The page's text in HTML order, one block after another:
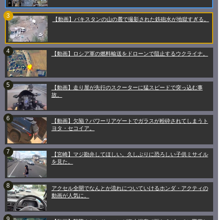
【動画】パキスタンの山の麓で撮影された鉄砲水が地獄すぎる。
【動画】ロシア軍の燃料輸送をドローンで阻止するウクライナ。
【動画】走り屋が先行のスクーターに猛スピードで突っ込む事
故。
【動画】欠陥？パワーリアゲートでガラスが粉砕されてしまうト
ヨタ・セコイア。
【宮崎】マジ勘弁してほしい。久しぶりに恐ろしい子供ミサイル
を見た。
アクセル全開でなんとか流れについていけるホンダ・アクティの
動画が人気に。